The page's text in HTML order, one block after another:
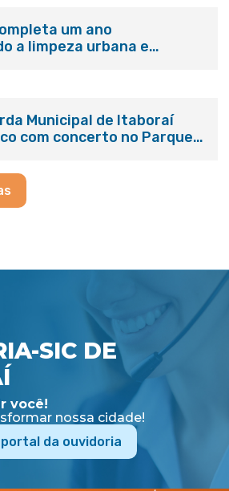
um ano
a limpeza urbana e
Municipal de Itaboraí
com concerto no Parque
SIC DE
você!
nossa cidade!
da ouvidoria